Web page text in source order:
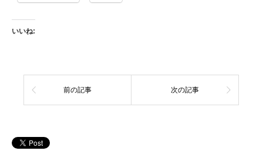
いいね:
前の記事 次の記事